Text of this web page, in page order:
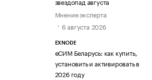
Мнение эксперта
6 августа 2026
EXNODE
еСИМ Беларусь: как купить,
установить и активировать в
2026 году